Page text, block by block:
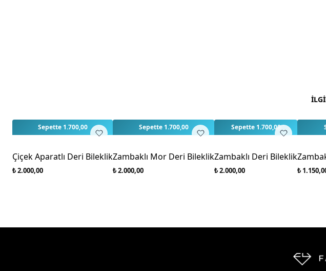
Sepette 1.700,00
Çiçek Aparatlı Deri Bileklik
₺ 2.000,00
Sepette 1.700,00
Zambaklı Mor Deri Bileklik
₺ 2.000,00
Sepette 1.700,00
Zambaklı Deri Bileklik
₺ 2.000,00 ₺